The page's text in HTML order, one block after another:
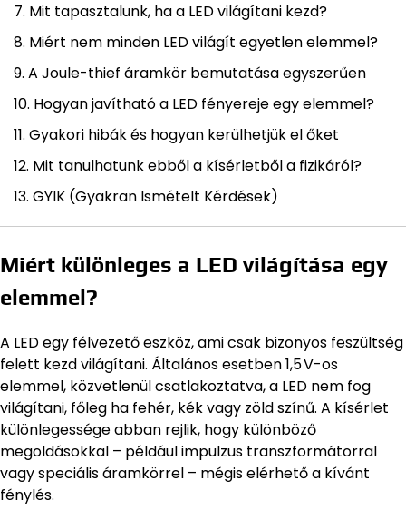
Mit tapasztalunk, ha a LED világítani kezd?
Miért nem minden LED világít egyetlen elemmel?
A Joule-thief áramkör bemutatása egyszerűen
Hogyan javítható a LED fényereje egy elemmel?
Gyakori hibák és hogyan kerülhetjük el őket
Mit tanulhatunk ebből a kísérletből a fizikáról?
GYIK (Gyakran Ismételt Kérdések)
Miért különleges a LED világítása egy
elemmel?
A LED egy félvezető eszköz, ami csak bizonyos feszültség
felett kezd világítani. Általános esetben 1,5 V-os
elemmel, közvetlenül csatlakoztatva, a LED nem fog
világítani, főleg ha fehér, kék vagy zöld színű. A kísérlet
különlegessége abban rejlik, hogy különböző
megoldásokkal – például impulzus transzformátorral
vagy speciális áramkörrel – mégis elérhető a kívánt
fénylés.